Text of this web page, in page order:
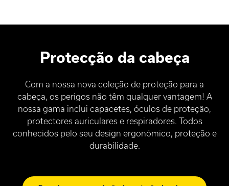
Protecção da cabeça
Com a nossa nova coleção de proteção para a
cabeça, os perigos não têm qualquer vantagem! A
nossa gama inclui capacetes, óculos de proteção,
protectores auriculares e respiradores. Todos
conhecidos pelo seu design ergonómico, proteção e
durabilidade.